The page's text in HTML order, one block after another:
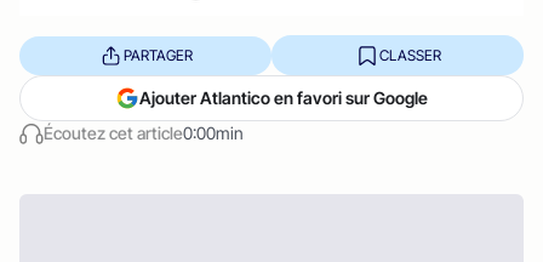
Écoutez cet article0:00min
PARTAGER CLASSER
Ajouter Atlantico en favori sur Google